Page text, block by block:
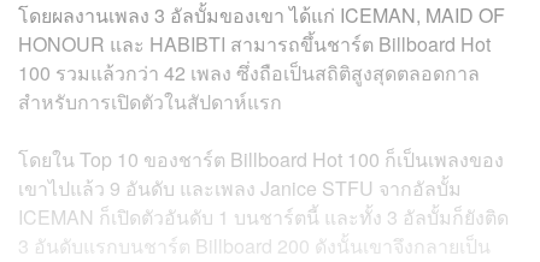
โดยผลงานเพลง 3 อัลบั้มของเขา ได้แก่ ICEMAN, MAID OF
HONOUR และ HABIBTI สามารถขึ้นชาร์ต Billboard Hot
100 รวมแล้วกว่า 42 เพลง ซึ่งถือเป็นสถิติสูงสุดตลอดกาล
สำหรับการเปิดตัวในสัปดาห์แรก
โดยใน Top 10 ของชาร์ต Billboard Hot 100 ก็เป็นเพลงของ
เขาไปแล้ว 9 อันดับ และเพลง Janice STFU จากอัลบั้ม
ICEMAN ก็เปิดตัวอันดับ 1 บนชาร์ตนี้ และทั้ง 3 อัลบั้มก็ยังติด
3 อันดับแรกบนชาร์ต Billboard 200 ดังนั้นเขาจึงกลายเป็น